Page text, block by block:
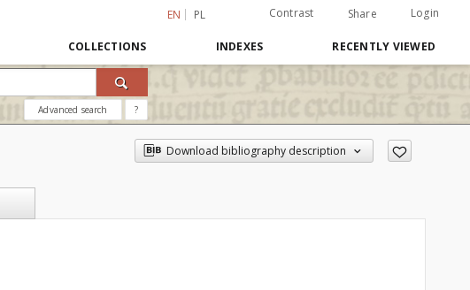
EN PL Contrast Share Login
COLLECTIONS INDEXES RECENTLY VIEWED
Advanced search ?
Download bibliography description